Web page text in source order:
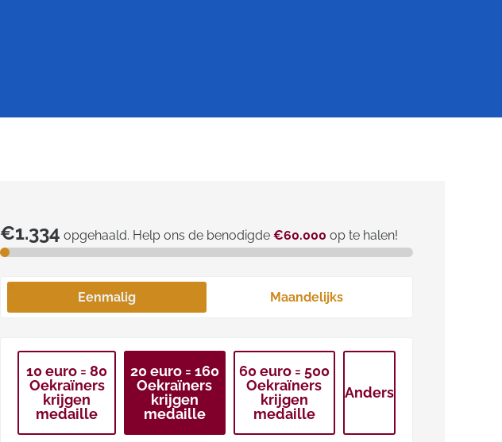
€1.334 opgehaald. Help ons de benodigde €60.000 op te halen!
Eenmalig Maandelijks
10 euro = 80
Oekraïners
krijgen
medaille
20 euro = 160
Oekraïners
krijgen
medaille
60 euro = 500
Oekraïners
krijgen
medaille
Anders